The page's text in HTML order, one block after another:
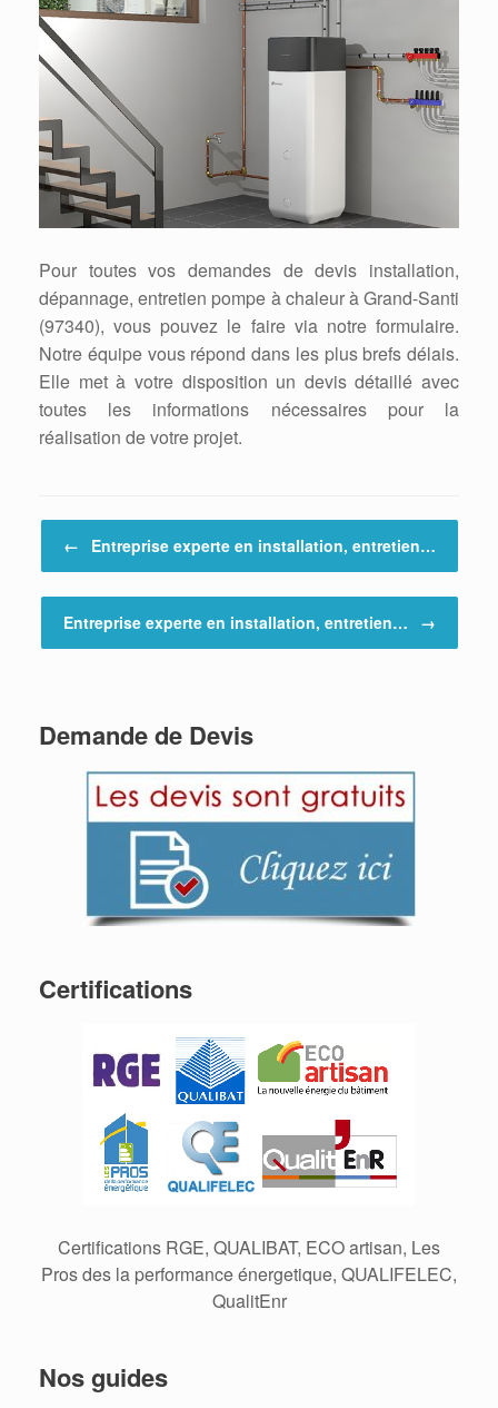
Pour toutes vos demandes de devis installation,
dépannage, entretien pompe à chaleur à Grand-Santi
(97340), vous pouvez le faire via notre formulaire.
Notre équipe vous répond dans les plus brefs délais.
Elle met à votre disposition un devis détaillé avec
toutes les informations nécessaires pour la
réalisation de votre projet.
← Entreprise experte en installation, entretien…
Entreprise experte en installation, entretien… →
Demande de Devis
Certifications
Certifications RGE, QUALIBAT, ECO artisan, Les
Pros des la performance énergetique, QUALIFELEC,
QualitEnr
Nos guides